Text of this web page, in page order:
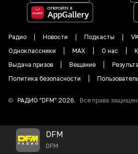
Радио Новости Подкасты
Одноклассники
MAX О нас
Выдача призов
Вещание
Политика безопасности
© РАДИО "DFM" 2026. Все права
DFM
DFM